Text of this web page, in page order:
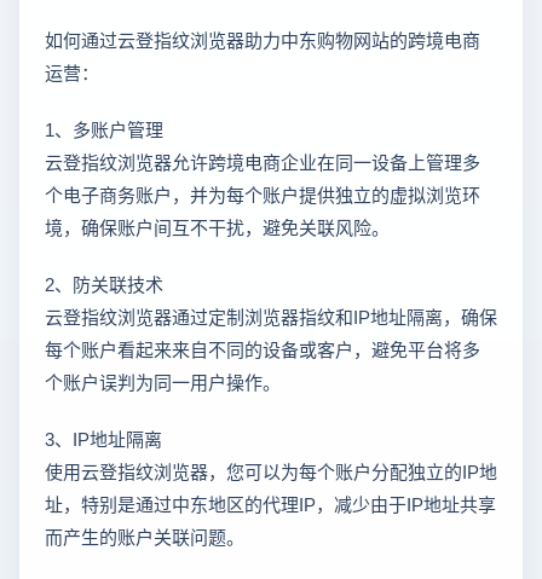
如何通过云登指纹浏览器助力中东购物网站的跨境电商
运营：
1、多账户管理
云登指纹浏览器允许跨境电商企业在同一设备上管理多
个电子商务账户，并为每个账户提供独立的虚拟浏览环
境，确保账户间互不干扰，避免关联风险。
2、防关联技术
云登指纹浏览器通过定制浏览器指纹和IP地址隔离，确保
每个账户看起来来自不同的设备或客户，避免平台将多
个账户误判为同一用户操作。
3、IP地址隔离
使用云登指纹浏览器，您可以为每个账户分配独立的IP地
址，特别是通过中东地区的代理IP，减少由于IP地址共享
而产生的账户关联问题。